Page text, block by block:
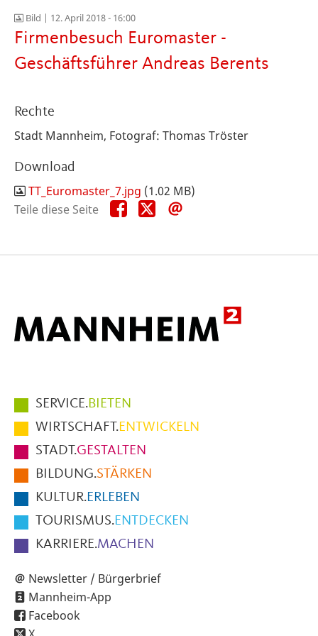
Bild | 12. April 2018 - 16:00
Firmenbesuch Euromaster -
Geschäftsführer Andreas Berents
Rechte
Stadt Mannheim, Fotograf: Thomas Tröster
Download
TT_Euromaster_7.jpg (1.02 MB)
Teile diese Seite
Teile
diese
Teile
diese
Hauptmenüpunkte
im
Fußbereich
der
Seite
SERVICE.BIETEN
WIRTSCHAFT.ENTWICKELN
STADT.GESTALTEN
BILDUNG.STÄRKEN
KULTUR.ERLEBEN
TOURISMUS.ENTDECKEN
KARRIERE.MACHEN
Newsletter / Bürgerbrief
Mannheim-App
Facebook